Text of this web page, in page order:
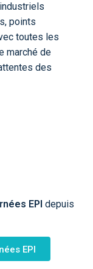
points
toutes les
marché de
des
EPI depuis
EPI